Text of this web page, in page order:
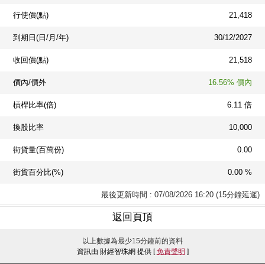
行使價(點) 21,418
到期日(日/月/年) 30/12/2027
收回價(點) 21,518
價內/價外 16.56% 價內
槓桿比率(倍) 6.11 倍
換股比率 10,000
街貨量(百萬份) 0.00
街貨百分比(%) 0.00 %
最後更新時間 : 07/08/2026 16:20 (15分鐘延遲)
返回頁頂
以上數據為最少15分鐘前的資料
資訊由 財經智珠網 提供 [免責聲明 ]